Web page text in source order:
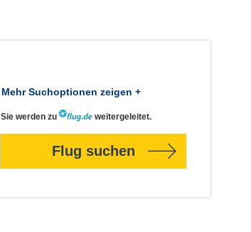
Mehr Suchoptionen zeigen +
Sie werden zu weitergeleitet.
Flug suchen